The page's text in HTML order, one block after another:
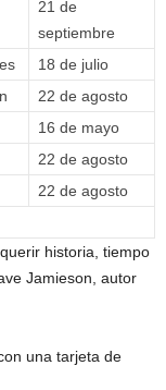
21 de
septiembre
18 de julio
22 de agosto
16 de mayo
22 de agosto
22 de agosto
historia, tiempo
Jamieson, autor
una tarjeta de